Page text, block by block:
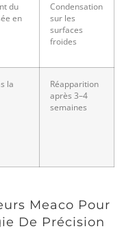
du
en
Condensation
sur les
surfaces
froides
la
Réapparition
après 3–4
semaines
Meaco Pour
De Précision